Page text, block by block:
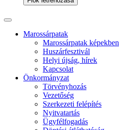
Marossárpatak
Marossárpatak képekben
Huszárfesztivál
Helyi újság, hírek
Kapcsolat
Önkormányzat
Törvényhozás
Vezetőség
Szerkezeti felépítés
Nyitvatartás
Ügyfélfogadás